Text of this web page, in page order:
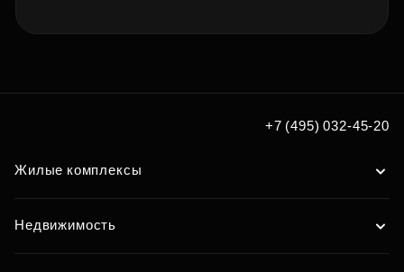
+7 (495) 032-45-20
Жилые комплексы
Недвижимость